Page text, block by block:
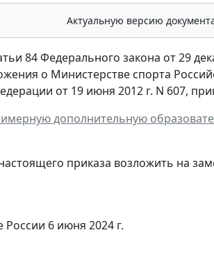
Актуальную версию
84 Федерального закона от 29
о Министерстве спорта
от 19 июня 2012 г. N 607,
дополнительную
приказа возложить на
6 июня 2024 г.